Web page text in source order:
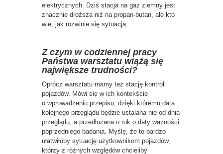
elektrycznych. Dziś stacja na gaz ziemny jest
znacznie droższa niż na propan-butan, ale kto
wie, jak rozwinie się sytuacja.
Z czym w codziennej pracy
Państwa warsztatu wiążą się
największe trudności?
Oprócz warsztatu mamy też stację kontroli
pojazdów. Mówi się w ich kontekście
o wprowadzeniu przepisu, dzięki któremu data
kolejnego przeglądu będzie ustalana nie od dnia
przeglądu, a przedłużana o rok o daty ważności
poprzedniego badania. Myślę, że to bardzo
ułatwiłoby sytuację użytkownikom pojazdów,
którzy z różnych względów chcieliby